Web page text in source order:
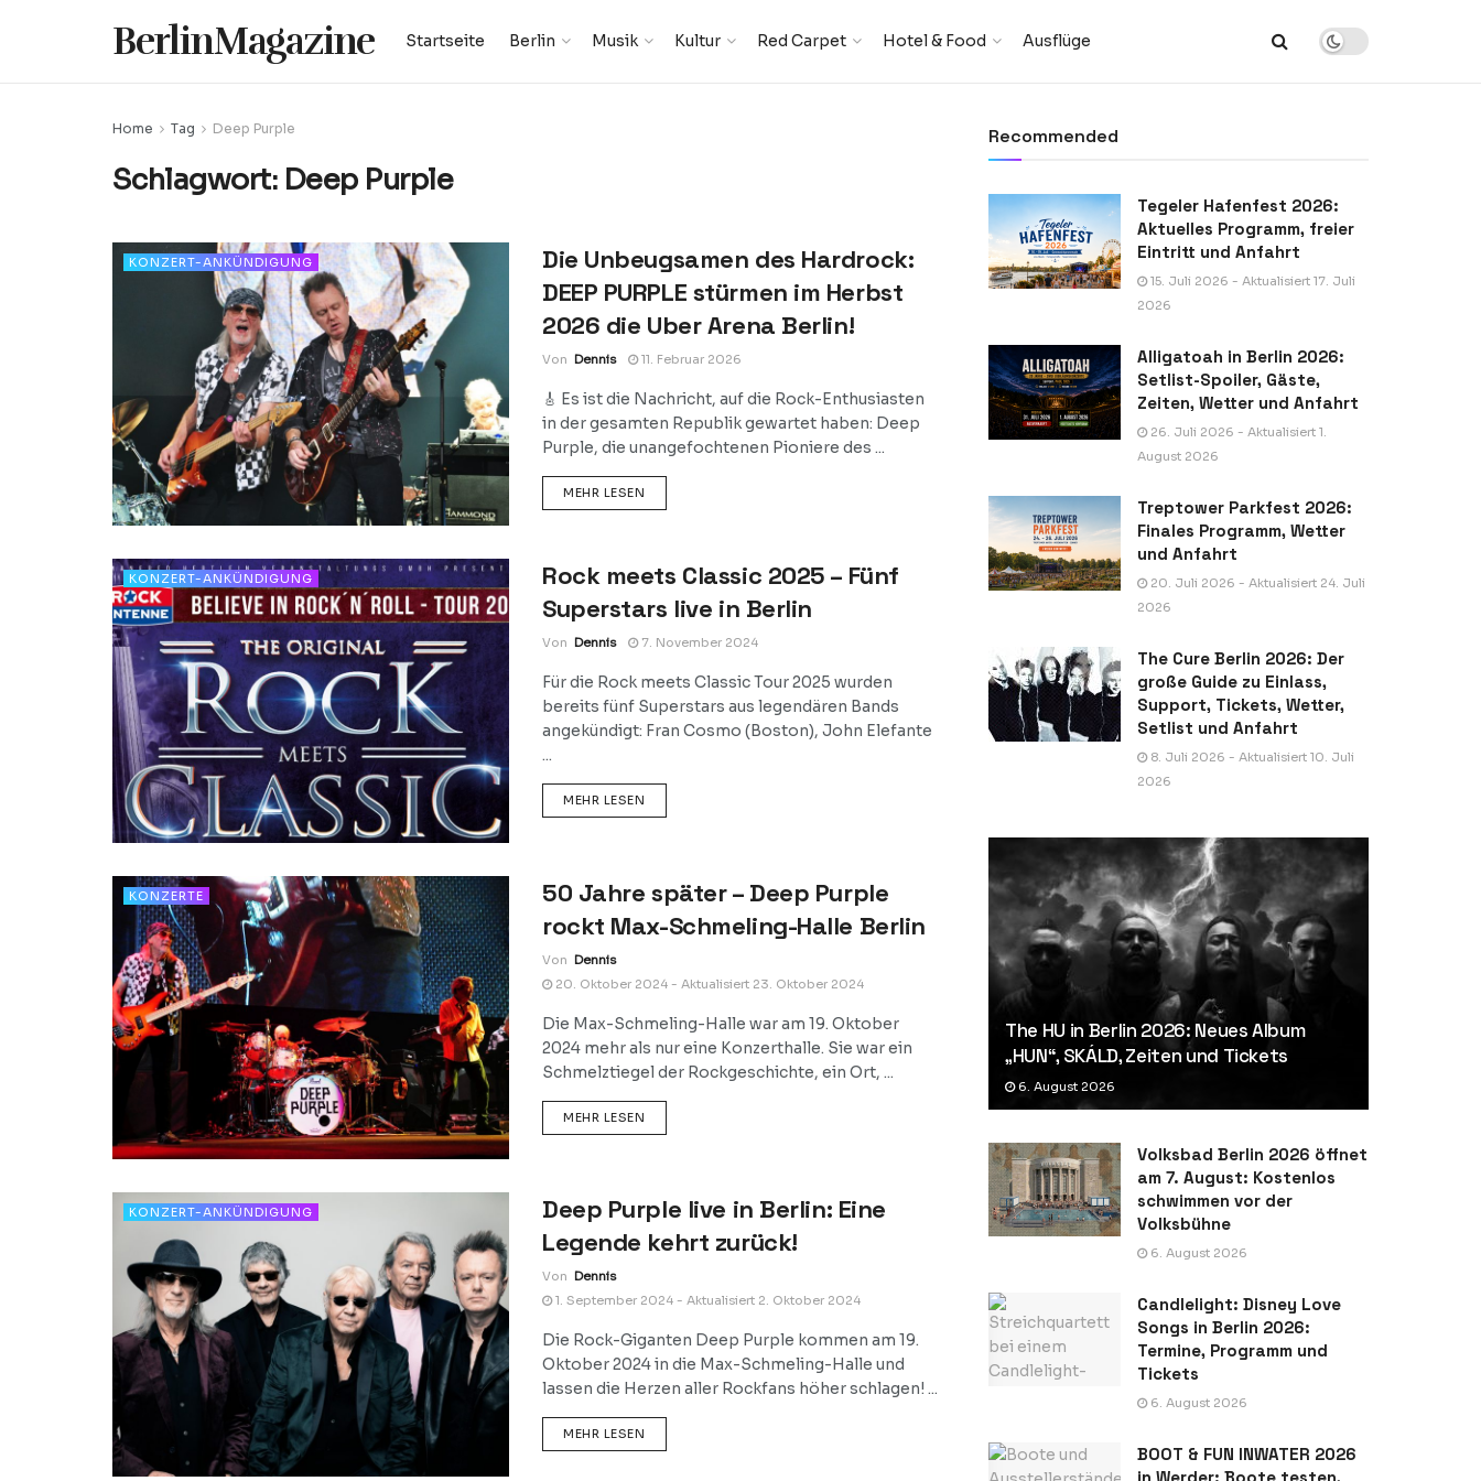
BerlinMagazine Startseite Berlin Musik Kultur Red Carpet Hotel & Food Ausflüge
Home Tag Deep Purple
Schlagwort: Deep Purple
KONZERT-ANKÜNDIGUNG
Die Unbeugsamen des Hardrock:
DEEP PURPLE stürmen im Herbst
2026 die Uber Arena Berlin!
Von Dennis 11. Februar 2026
🎸 Es ist die Nachricht, auf die Rock-Enthusiasten
in der gesamten Republik gewartet haben: Deep
Purple, die unangefochtenen Pioniere des ...
MEHR LESEN
KONZERT-ANKÜNDIGUNG
Rock meets Classic 2025 – Fünf
Superstars live in Berlin
Von Dennis 7. November 2024
Für die Rock meets Classic Tour 2025 wurden
bereits fünf Superstars aus legendären Bands
angekündigt: Fran Cosmo (Boston), John Elefante
...
MEHR LESEN
KONZERTE
50 Jahre später – Deep Purple
rockt Max-Schmeling-Halle Berlin
Von Dennis
20. Oktober 2024 - Aktualisiert 23. Oktober 2024
Die Max-Schmeling-Halle war am 19. Oktober
2024 mehr als nur eine Konzerthalle. Sie war ein
Schmelztiegel der Rockgeschichte, ein Ort, ...
MEHR LESEN
KONZERT-ANKÜNDIGUNG
Deep Purple live in Berlin: Eine
Legende kehrt zurück!
Von Dennis
1. September 2024 - Aktualisiert 2. Oktober 2024
Die Rock-Giganten Deep Purple kommen am 19.
Oktober 2024 in die Max-Schmeling-Halle und
lassen die Herzen aller Rockfans höher schlagen! ...
MEHR LESEN
Recommended
Tegeler Hafenfest 2026:
Aktuelles Programm, freier
Eintritt und Anfahrt
15. Juli 2026 - Aktualisiert 17. Juli
2026
Alligatoah in Berlin 2026:
Setlist-Spoiler, Gäste,
Zeiten, Wetter und Anfahrt
26. Juli 2026 - Aktualisiert 1.
August 2026
Treptower Parkfest 2026:
Finales Programm, Wetter
und Anfahrt
20. Juli 2026 - Aktualisiert 24. Juli
2026
The Cure Berlin 2026: Der
große Guide zu Einlass,
Support, Tickets, Wetter,
Setlist und Anfahrt
8. Juli 2026 - Aktualisiert 10. Juli
2026
The HU in Berlin 2026: Neues Album
„HUN“, SKÁLD, Zeiten und Tickets
6. August 2026
Volksbad Berlin 2026 öffnet
am 7. August: Kostenlos
schwimmen vor der
Volksbühne
6. August 2026
Candlelight: Disney Love
Songs in Berlin 2026:
Termine, Programm und
Tickets
6. August 2026
BOOT & FUN INWATER 2026
in Werder: Boote testen,